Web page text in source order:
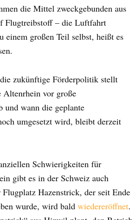
die Mittel zweckgebunden aus
Flugtreibstoff – die Luftfahrt
einem großen Teil selbst, heißt es
zukünftige Förderpolitik stellt
Altenrhein vor große
und wann die geplante
umgesetzt wird, bleibt derzeit
Schwierigkeiten für
gibt es in der Schweiz auch
Hazenstrick, der seit Ende
wurde, wird bald wiedereröffnet.